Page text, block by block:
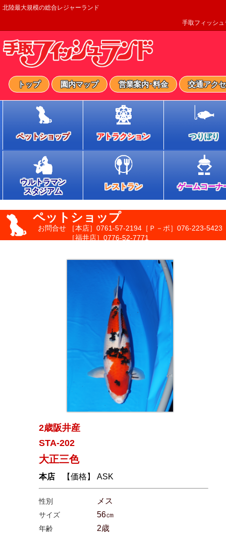
北陸最大規模の総合レジャーランド
手取フィッシュ
トップ 園内マップ 営業案内･料金 交通アク
ペットショップ アトラクション つりぼり
ウルトラマン
スタジアム
レストラン ゲームコーナ
ペットショップ
お問合せ ［本店］0761-57-2194 ［Ｐ－ポ］076-223-5423
［福井店］0776-52-7771
2歳阪井産
STA-202
大正三色
本店 【価格】 ASK
性別 メス
サイズ 56㎝
年齢 2歳